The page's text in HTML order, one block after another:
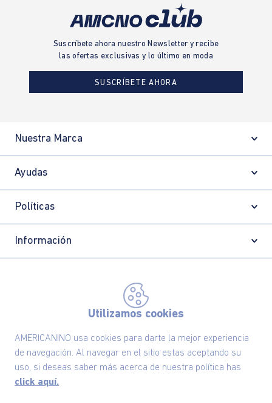
Utilizamos cookies
AMERICANINO usa cookies para darte la mejor experiencia
de navegación. Al navegar en el sitio estas aceptando su
uso, si deseas saber más acerca de nuestra política has
click aquí.
Black Weekend Mujer
•Black Days •Cyber Days •Día de la madre
Suscríbete ahora nuestro Newsletter y recibe
las ofertas exclusivas y lo último en moda
SUSCRÍBETE AHORA
Nuestra Marca
Ayudas
Políticas
Información